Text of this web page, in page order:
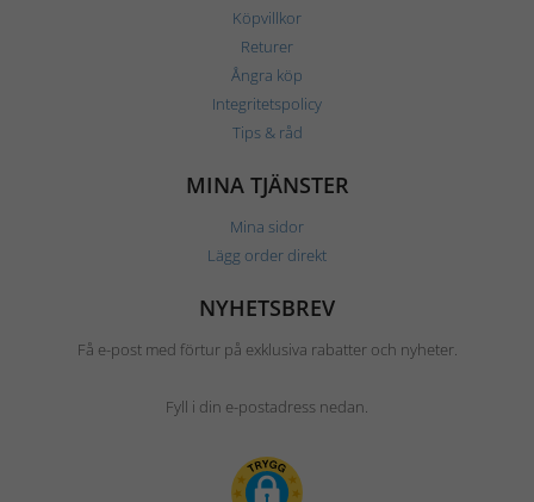
Köpvillkor
Returer
Ångra köp
Integritetspolicy
Tips & råd
MINA TJÄNSTER
Mina sidor
Lägg order direkt
NYHETSBREV
Få e-post med förtur på exklusiva rabatter och nyheter.
Fyll i din e-postadress nedan.